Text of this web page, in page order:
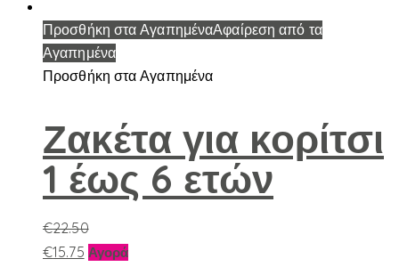
προϊόν
πολλαπλές
επιλογές
μπορούν
να
Προσθήκη στα ΑγαπημέναΑφαίρεση από τα
Αγαπημένα
Προσθήκη στα Αγαπημένα
Ζακέτα για κορίτσι
1 έως 6 ετών
€22.50
€15.75 ΑγοράΑυτό